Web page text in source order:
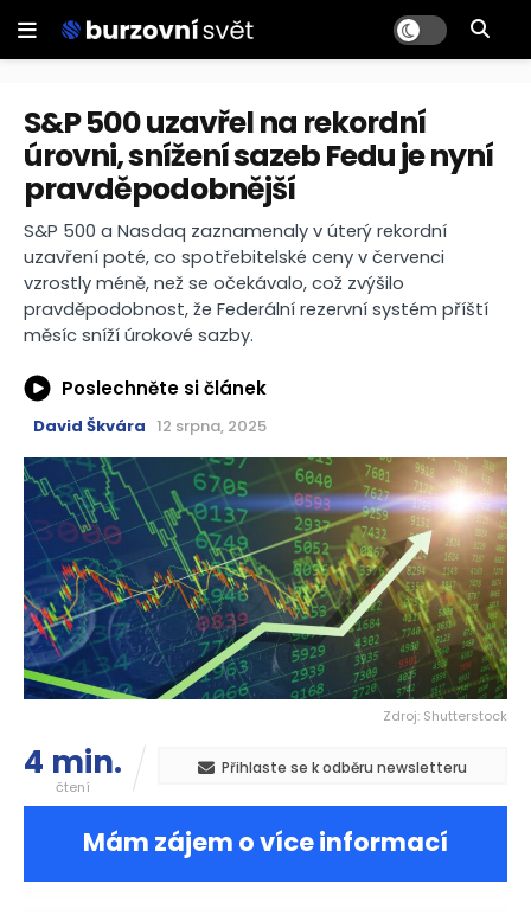
S&P 500 uzavřel na rekordní
úrovni, snížení sazeb Fedu je nyní
pravděpodobnější
S&P 500 a Nasdaq zaznamenaly v úterý rekordní
uzavření poté, co spotřebitelské ceny v červenci
vzrostly méně, než se očekávalo, což zvýšilo
pravděpodobnost, že Federální rezervní systém příští
měsíc sníží úrokové sazby.
Poslechněte si článek
David Škvára 12 srpna, 2025
Zdroj: Shutterstock
4 min.
čtení
Přihlaste se k odběru newsletteru
Mám zájem o více informací